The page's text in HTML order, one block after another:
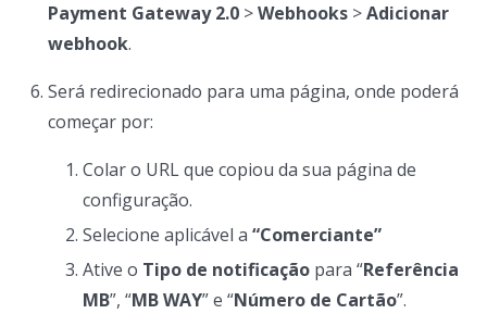
Payment Gateway 2.0 >Webhooks >Adicionar
webhook.
Será redirecionado para uma página, onde poderá
começar por:
Colar o URL que copiou da sua página de
configuração.
Selecione aplicável a “Comerciante”
Ative o Tipo de notificação para “Referência
MB”, “MB WAY” e “Número de Cartão”.